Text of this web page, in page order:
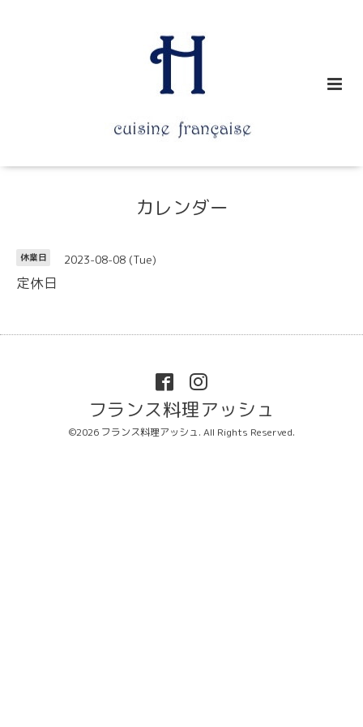
カレンダー
休業日 2023-08-08 (Tue)
定休日
フランス料理アッシュ
©2026 フランス料理アッシュ. All Rights Reserved.